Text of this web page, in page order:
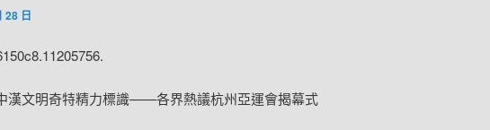
28 日
漢文明奇特精力標識——各界熱議杭州亞運會揭幕式